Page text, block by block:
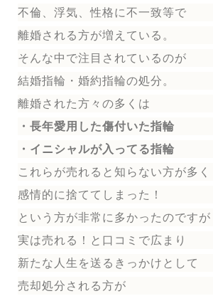
不倫、浮気、性格に不一致等で
離婚される方が増えている。
そんな中で注目されているのが
結婚指輪 ・婚約指輪の処分。
離婚された方々の多くは
・長年愛用した傷付いた指輪
・イニシャルが入ってる指輪
これらが売れると知らない方が多く
感情的に捨ててしまった！
という方が非常に多かったのですが
実は売れる！と口コミで広まり
新たな人生を送る きっかけとして
売却処分される方が